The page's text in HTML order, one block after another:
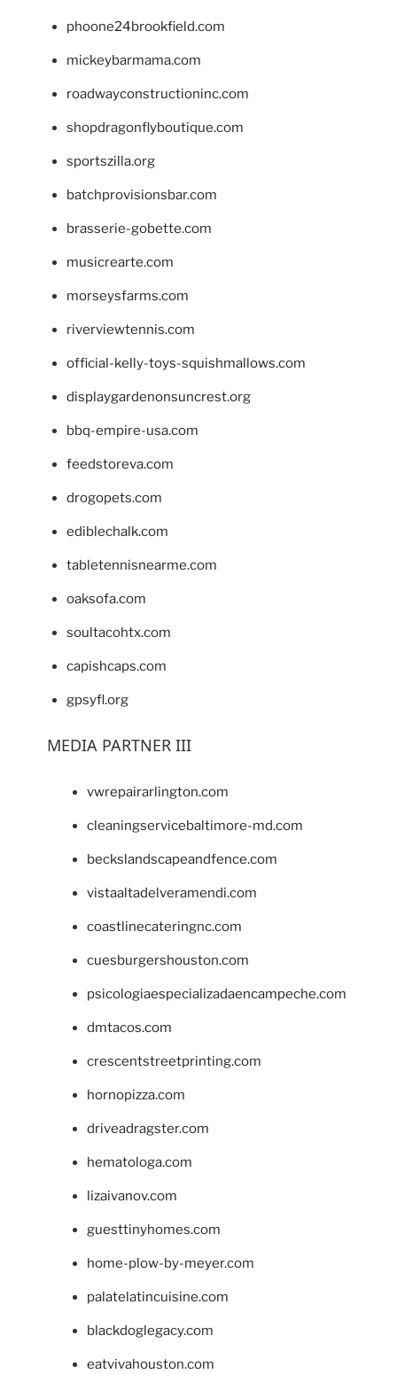
phoone24brookfield.com
mickeybarmama.com
roadwayconstructioninc.com
shopdragonflyboutique.com
sportszilla.org
batchprovisionsbar.com
brasserie-gobette.com
musicrearte.com
morseysfarms.com
riverviewtennis.com
official-kelly-toys-squishmallows.com
displaygardenonsuncrest.org
bbq-empire-usa.com
feedstoreva.com
drogopets.com
ediblechalk.com
tabletennisnearme.com
oaksofa.com
soultacohtx.com
capishcaps.com
gpsyfl.org
MEDIA PARTNER III
vwrepairarlington.com
cleaningservicebaltimore-md.com
beckslandscapeandfence.com
vistaaltadelveramendi.com
coastlinecateringnc.com
cuesburgershouston.com
psicologiaespecializadaencampeche.com
dmtacos.com
crescentstreetprinting.com
hornopizza.com
driveadragster.com
hematologa.com
lizaivanov.com
guesttinyhomes.com
home-plow-by-meyer.com
palatelatincuisine.com
blackdoglegacy.com
eatvivahouston.com